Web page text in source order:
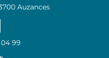
Auzances
99